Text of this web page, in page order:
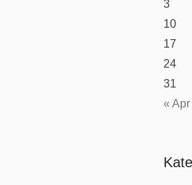
« Apr
3
10
17
24
31